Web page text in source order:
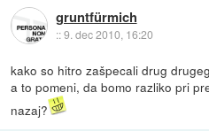
gruntfürmich
::9. dec 2010, 16:20
kako so hitro zašpecali drug
a to pomeni, da bomo razliko pri
nazaj?